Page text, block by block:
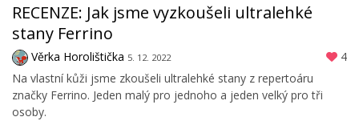
RECENZE: Jak jsme vyzkoušeli ultralehké
stany Ferrino
Věrka Horolištička 5. 12. 2022
4
Na vlastní kůži jsme zkoušeli ultralehké stany z repertoáru
značky Ferrino. Jeden malý pro jednoho a jeden velký pro tři
osoby.